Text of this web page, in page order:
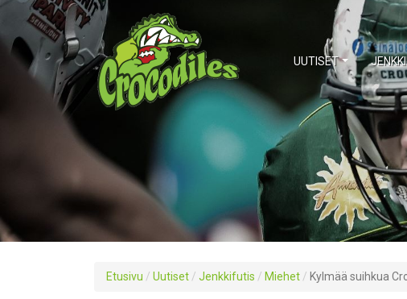
UUTISET
Etusivu / Uutiset / Jenkkifutis / Miehet / Kylmää suihkua